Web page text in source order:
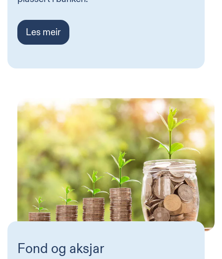
Les meir
Fond og aksjar